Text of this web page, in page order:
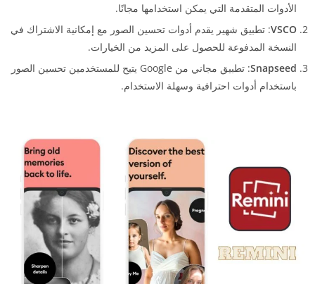
الأدوات المتقدمة التي يمكن استخدامها مجانًا.
VSCO: تطبيق شهير يقدم أدوات تحسين الصور مع إمكانية الاشتراك في
النسخة المدفوعة للحصول على المزيد من الخيارات.
Snapseed
: تطبيق مجاني من Google يتيح للمستخدمين تحسين الصور
باستخدام أدوات احترافية وسهلة الاستخدام.